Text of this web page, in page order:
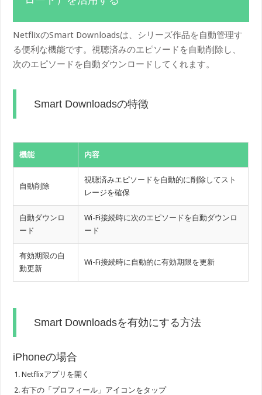
NetflixのSmart Downloadsは、シリーズ作品を自動管理す
る便利な機能です。視聴済みのエピソードを自動削除し、
次のエピソードを自動ダウンロードしてくれます。
Smart Downloadsの特徴
機能 内容
自動削除
視聴済みエピソードを自動的に削除してスト
レージを確保
自動ダウンロ
ード
Wi-Fi接続時に次のエピソードを自動ダウンロ
ード
有効期限の自
動更新
Wi-Fi接続時に自動的に有効期限を更新
Smart Downloadsを有効にする方法
iPhoneの場合
Netflixアプリを開く
右下の「プロフィール」アイコンをタップ